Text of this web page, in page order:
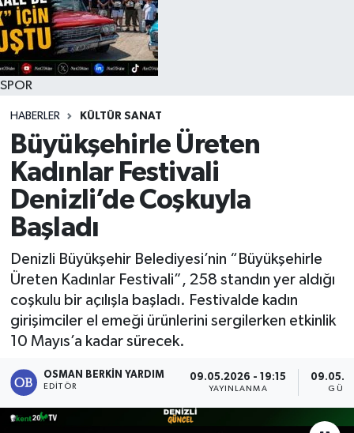
SPOR
HABERLER KÜLTÜR SANAT
Büyükşehirle Üreten
Kadınlar Festivali
Denizli’de Coşkuyla
Başladı
Denizli Büyükşehir Belediyesi’nin “Büyükşehirle
Üreten Kadınlar Festivali”, 258 standın yer aldığı
coşkulu bir açılışla başladı. Festivalde kadın
girişimciler el emeği ürünlerini sergilerken etkinlik
10 Mayıs’a kadar sürecek.
OSMAN BERKIN YARDIM
EDITÖR
09.05.2026 - 19:15
YAYINLANMA